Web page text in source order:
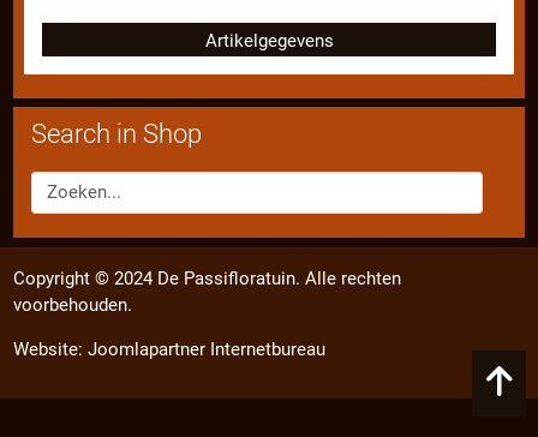
Artikelgegevens
Search in Shop
Copyright © 2024 De Passifloratuin. Alle rechten
voorbehouden.
Website:Joomlapartner Internetbureau